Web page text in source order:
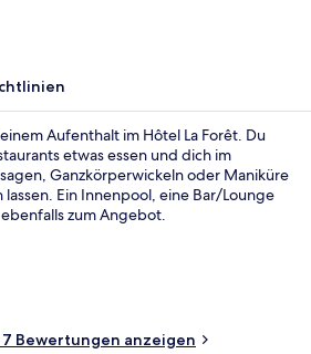
Aufenthalt im Hôtel La Forêt. Du
etwas essen und dich im
Ganzkörperwickeln oder Maniküre
Ein Innenpool, eine Bar/Lounge
zum Angebot.
Bewertungen anzeigen